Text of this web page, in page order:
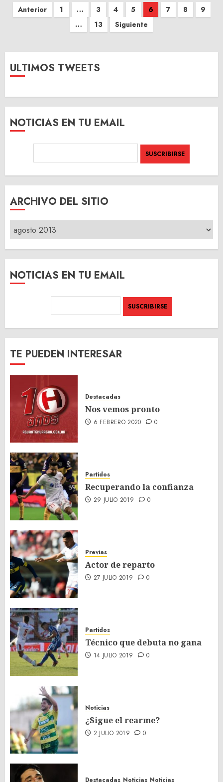
Paginación
Anterior 1 … 3 4 5 6 7 8
9
…
13 Siguiente
ULTIMOS TWEETS
NOTICIAS EN TU EMAIL
ARCHIVO DEL SITIO
ARCHIVO
DEL
SITIO
NOTICIAS EN TU EMAIL
TE PUEDEN INTERESAR
Destacadas
Nos vemos pronto
6 FEBRERO 2020 0
Partidos
Recuperando la confianza
29 JULIO 2019 0
Previas
Actor de reparto
27 JULIO 2019 0
Partidos
Técnico que debuta no gana
14 JULIO 2019 0
Noticias
¿Sigue el rearme?
2 JULIO 2019 0
Destacadas Noticias Noticias